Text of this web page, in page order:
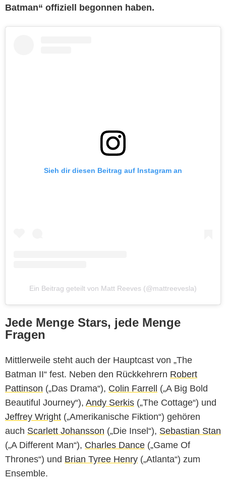
Batman“ offiziell begonnen haben.
Sieh dir diesen Beitrag auf Instagram an
Ein Beitrag geteilt von Matt Reeves (@mattreevesla)
Jede Menge Stars, jede Menge
Fragen
Mittlerweile steht auch der Hauptcast von „The
Batman II“ fest. Neben den Rückkehrern Robert
Pattinson („Das Drama“), Colin Farrell
(„A Big Bold
Beautiful Journey“), Andy Serkis („The Cottage“) und
Jeffrey Wright („Amerikanische Fiktion“) gehören
auch Scarlett Johansson („Die Insel“), Sebastian Stan
(„A Different Man“), Charles Dance („Game Of
Thrones“) und Brian Tyree Henry („Atlanta“) zum
Ensemble.